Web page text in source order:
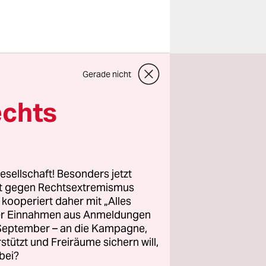
Kneipe
ich zu
Gast
denn
die sich
haben
Gerade nicht
Besonders jetzt
gegen Rechtsextremismus
daher mit „Alles
Einnahmen aus Anmeldungen
– an die Kampagne,
und Freiräume sichern will,